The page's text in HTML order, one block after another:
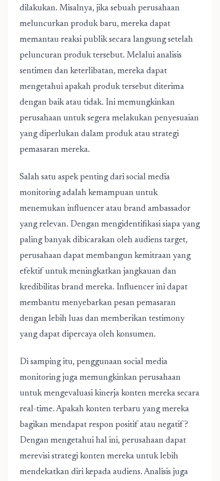
dilakukan. Misalnya, jika sebuah perusahaan
meluncurkan produk baru, mereka dapat
memantau reaksi publik secara langsung setelah
peluncuran produk tersebut. Melalui analisis
sentimen dan keterlibatan, mereka dapat
mengetahui apakah produk tersebut diterima
dengan baik atau tidak. Ini memungkinkan
perusahaan untuk segera melakukan penyesuaian
yang diperlukan dalam produk atau strategi
pemasaran mereka.
Salah satu aspek penting dari social media
monitoring adalah kemampuan untuk
menemukan influencer atau brand ambassador
yang relevan. Dengan mengidentifikasi siapa yang
paling banyak dibicarakan oleh audiens target,
perusahaan dapat membangun kemitraan yang
efektif untuk meningkatkan jangkauan dan
kredibilitas brand mereka. Influencer ini dapat
membantu menyebarkan pesan pemasaran
dengan lebih luas dan memberikan testimony
yang dapat dipercaya oleh konsumen.
Di samping itu, penggunaan social media
monitoring juga memungkinkan perusahaan
untuk mengevaluasi kinerja konten mereka secara
real-time. Apakah konten terbaru yang mereka
bagikan mendapat respon positif atau negatif?
Dengan mengetahui hal ini, perusahaan dapat
merevisi strategi konten mereka untuk lebih
mendekatkan diri kepada audiens. Analisis juga